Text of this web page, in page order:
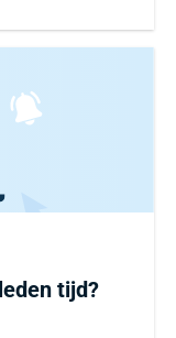
tijd?